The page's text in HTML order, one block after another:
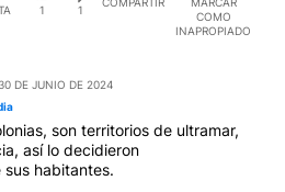
1 1
COMO
INAPROPIADO
30 DE JUNIO DE 2024
son territorios de ultramar,
así lo decidieron
habitantes.